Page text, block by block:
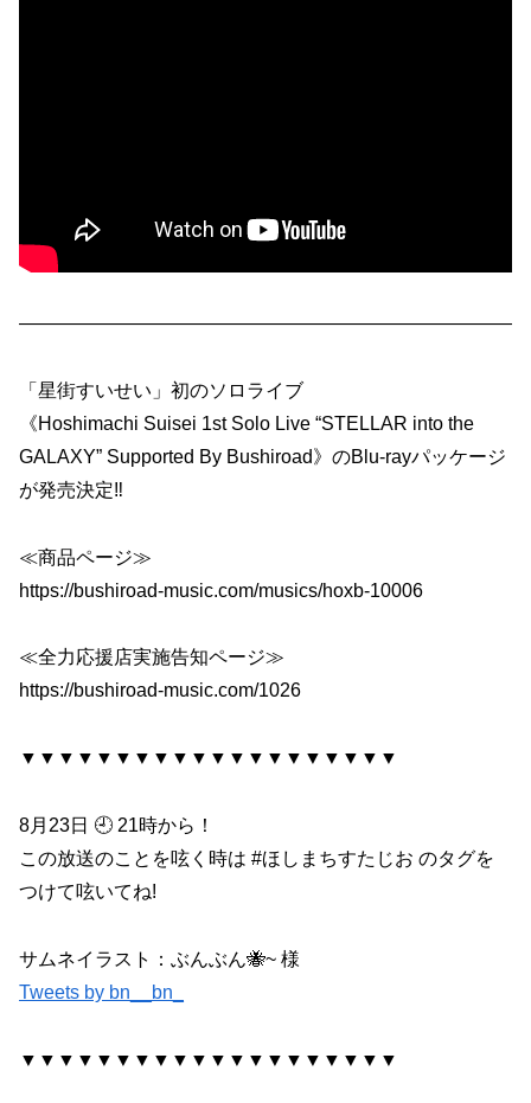
——————————————————————————
「星街すいせい」初のソロライブ
《Hoshimachi Suisei 1st Solo Live “STELLAR into the
GALAXY” Supported By Bushiroad》のBlu-rayパッケージ
が発売決定‼
≪商品ページ≫
https://bushiroad-music.com/musics/hoxb-10006
≪全力応援店実施告知ページ≫
https://bushiroad-music.com/1026
▼▼▼▼▼▼▼▼▼▼▼▼▼▼▼▼▼▼▼▼
8月23日 🕘 21時から！
この放送のことを呟く時は #ほしまちすたじお のタグを
つけて呟いてね!
サムネイラスト：ぶんぶん🐝~ 様
Tweets by bn__bn_
▼▼▼▼▼▼▼▼▼▼▼▼▼▼▼▼▼▼▼▼